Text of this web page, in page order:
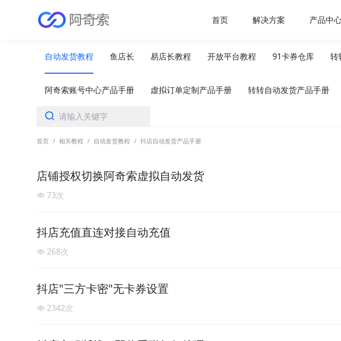
首页 解决方案 产品中
自动发货教程 鱼店长 易店长教程 开放平台教程 91卡券仓库 转
阿奇索账号中心产品手册 虚拟订单定制产品手册 转转自动发货产品手册
首页 / 相关教程 / 自动发货教程 / 抖店自动发货产品手册
店铺授权切换阿奇索虚拟自动发货
73次
抖店充值直连对接自动充值
268次
抖店"三方卡密"无卡券设置
2342次